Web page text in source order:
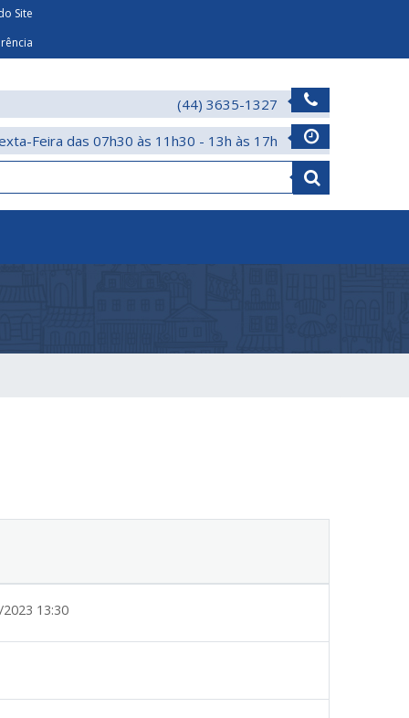
Site
(44) 3635-1327
Feira das 07h30 às 11h30 - 13h às 17h
13:30